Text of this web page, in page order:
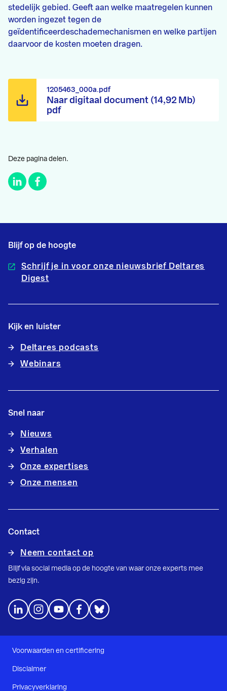
stedelijk gebied. Geeft aan welke maatregelen kunnen
worden ingezet tegen de
geïdentificeerdeschademechanismen en welke partijen
daarvoor de kosten moeten dragen.
Naar digitaal document (14,92 Mb)
pdf
1205463_000a.pdf
Deze pagina delen.
Blijf op de hoogte
Schrijf je in voor onze nieuwsbrief Deltares
Digest
Kijk en luister
Deltares podcasts
Webinars
Snel naar
Nieuws
Verhalen
Onze expertises
Onze mensen
Contact
Neem contact op
Blijf via social media op de hoogte van waar onze experts mee
bezig zijn.
Voorwaarden en certificering
Disclaimer
Privacyverklaring